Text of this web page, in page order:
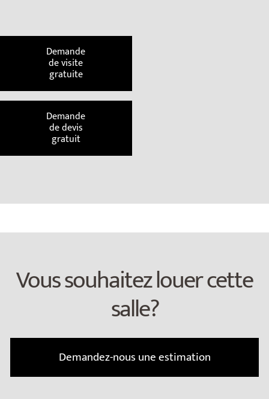
Demande
de visite
gratuite
Demande
de devis
gratuit
Vous souhaitez louer cette
salle?
Demandez-nous une estimation